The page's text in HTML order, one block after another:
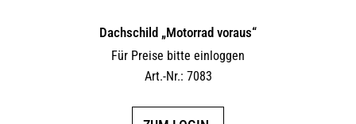
Dachschild „Motorrad voraus“
Für Preise bitte einloggen
Art.-Nr.: 7083